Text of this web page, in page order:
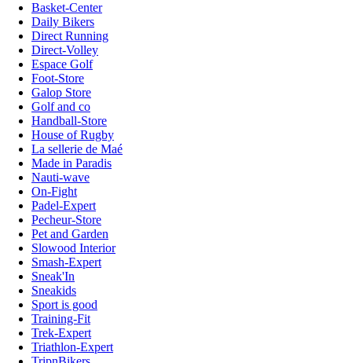
Basket-Center
Daily Bikers
Direct Running
Direct-Volley
Espace Golf
Foot-Store
Galop Store
Golf and co
Handball-Store
House of Rugby
La sellerie de Maé
Made in Paradis
Nauti-wave
On-Fight
Padel-Expert
Pecheur-Store
Pet and Garden
Slowood Interior
Smash-Expert
Sneak'In
Sneakids
Sport is good
Training-Fit
Trek-Expert
Triathlon-Expert